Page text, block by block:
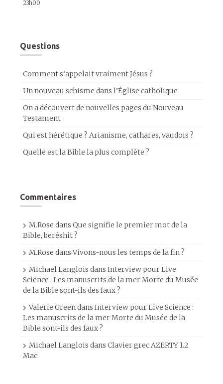
23h00
Questions
Comment s’appelait vraiment Jésus ?
Un nouveau schisme dans l’Église catholique
On a découvert de nouvelles pages du Nouveau
Testament
Qui est hérétique ? Arianisme, cathares, vaudois ?
Quelle est la Bible la plus complète ?
Commentaires
M.Rose dans Que signifie le premier mot de la
Bible, beréshit ?
M.Rose dansVivons-nous les temps de la fin ?
Michael Langlois dans Interview pour Live
Science : Les manuscrits de la mer Morte du Musée
de la Bible sont-ils des faux ?
Valerie Greendans Interview pour Live Science :
Les manuscrits de la mer Morte du Musée de la
Bible sont-ils des faux ?
Michael Langlois dans Clavier grec AZERTY 1.2
Mac